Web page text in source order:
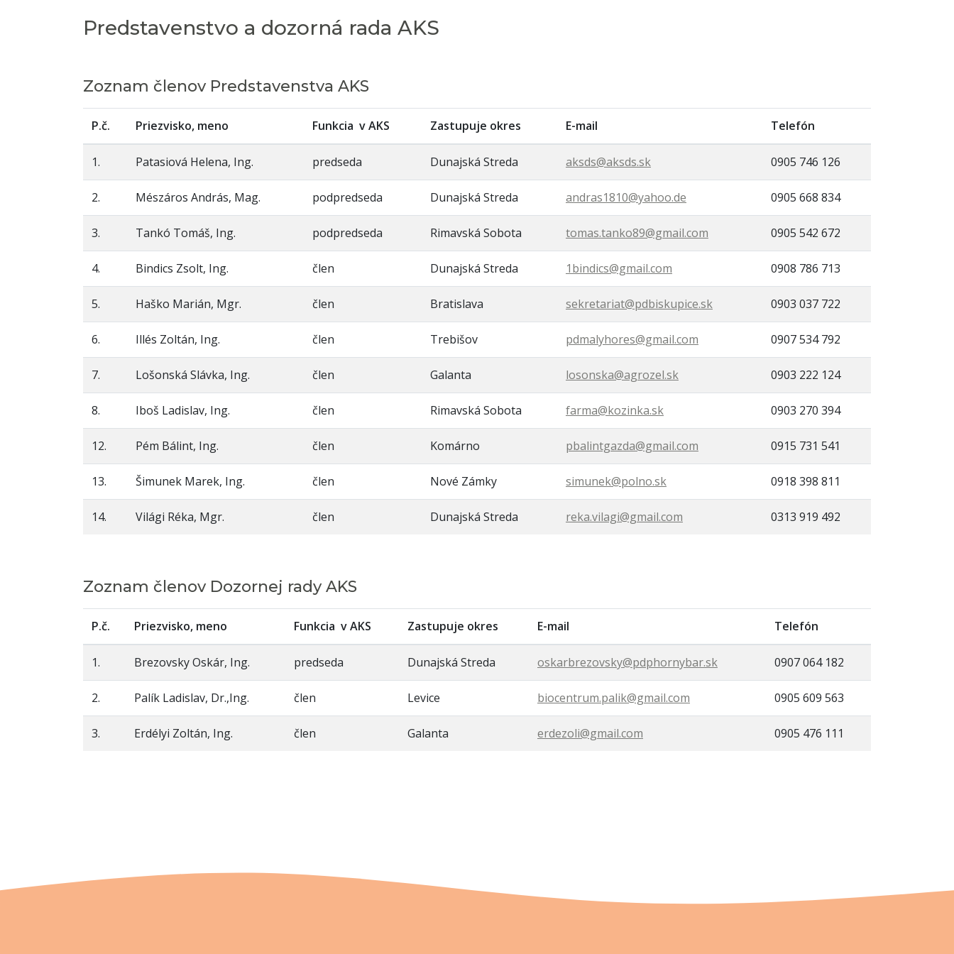
Predstavenstvo a dozorná rada AKS
Zoznam členov Predstavenstva AKS
P.č. Priezvisko, meno Funkcia v AKS Zastupuje okres E-mail Telefón
1. Patasiová Helena, Ing. predseda Dunajská Streda aksds@aksds.sk 0905 746 126
2. Mészáros András, Mag. podpredseda Dunajská Streda andras1810@yahoo.de 0905 668 834
3. Tankó Tomáš, Ing. podpredseda Rimavská Sobota tomas.tanko89@gmail.com 0905 542 672
4. Bindics Zsolt, Ing. člen Dunajská Streda 1bindics@gmail.com 0908 786 713
5. Haško Marián, Mgr. člen Bratislava sekretariat@pdbiskupice.sk 0903 037 722
6. Illés Zoltán, Ing. člen Trebišov pdmalyhores@gmail.com 0907 534 792
7. Lošonská Slávka, Ing. člen Galanta losonska@agrozel.sk 0903 222 124
8. Iboš Ladislav, Ing. člen Rimavská Sobota farma@kozinka.sk 0903 270 394
12. Pém Bálint, Ing. člen Komárno pbalintgazda@gmail.com 0915 731 541
13. Šimunek Marek, Ing. člen Nové Zámky simunek@polno.sk 0918 398 811
14. Világi Réka, Mgr. člen Dunajská Streda reka.vilagi@gmail.com 0313 919 492
Zoznam členov Dozornej rady AKS
P.č. Priezvisko, meno Funkcia v AKS Zastupuje okres E-mail Telefón
1. Brezovsky Oskár, Ing. predseda Dunajská Streda oskarbrezovsky@pdphornybar.sk 0907 064 182
2. Palík Ladislav, Dr.,Ing. člen Levice biocentrum.palik@gmail.com 0905 609 563
3. Erdélyi Zoltán, Ing. člen Galanta erdezoli@gmail.com 0905 476 111